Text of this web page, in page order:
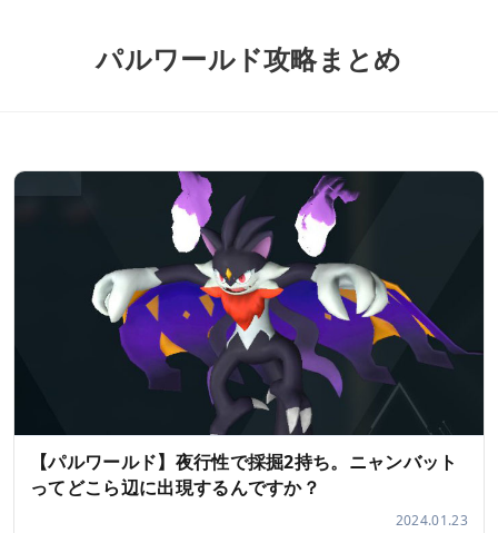
パルワールド攻略まとめ
【パルワールド】夜行性で採掘2持ち。ニャンバット
ってどこら辺に出現するんですか？
2024.01.23